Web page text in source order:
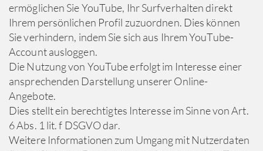
ermöglichen Sie YouTube, Ihr Surfverhalten direkt
Ihrem persönlichen Profil zuzuordnen. Dies können
Sie verhindern, indem Sie sich aus Ihrem YouTube-
Account ausloggen.
Die Nutzung von YouTube erfolgt im Interesse einer
ansprechenden Darstellung unserer Online-
Angebote.
Dies stellt ein berechtigtes Interesse im Sinne von Art.
6 Abs. 1 lit. f DSGVO dar.
Weitere Informationen zum Umgang mit Nutzerdaten